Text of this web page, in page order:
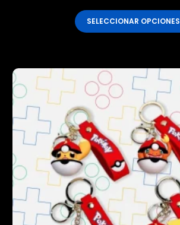
SELECCIONAR OPCIONES